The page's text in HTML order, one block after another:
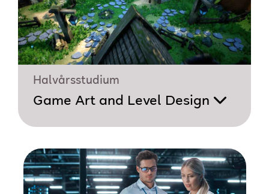
Halvårsstudium
Game Art and Level Design